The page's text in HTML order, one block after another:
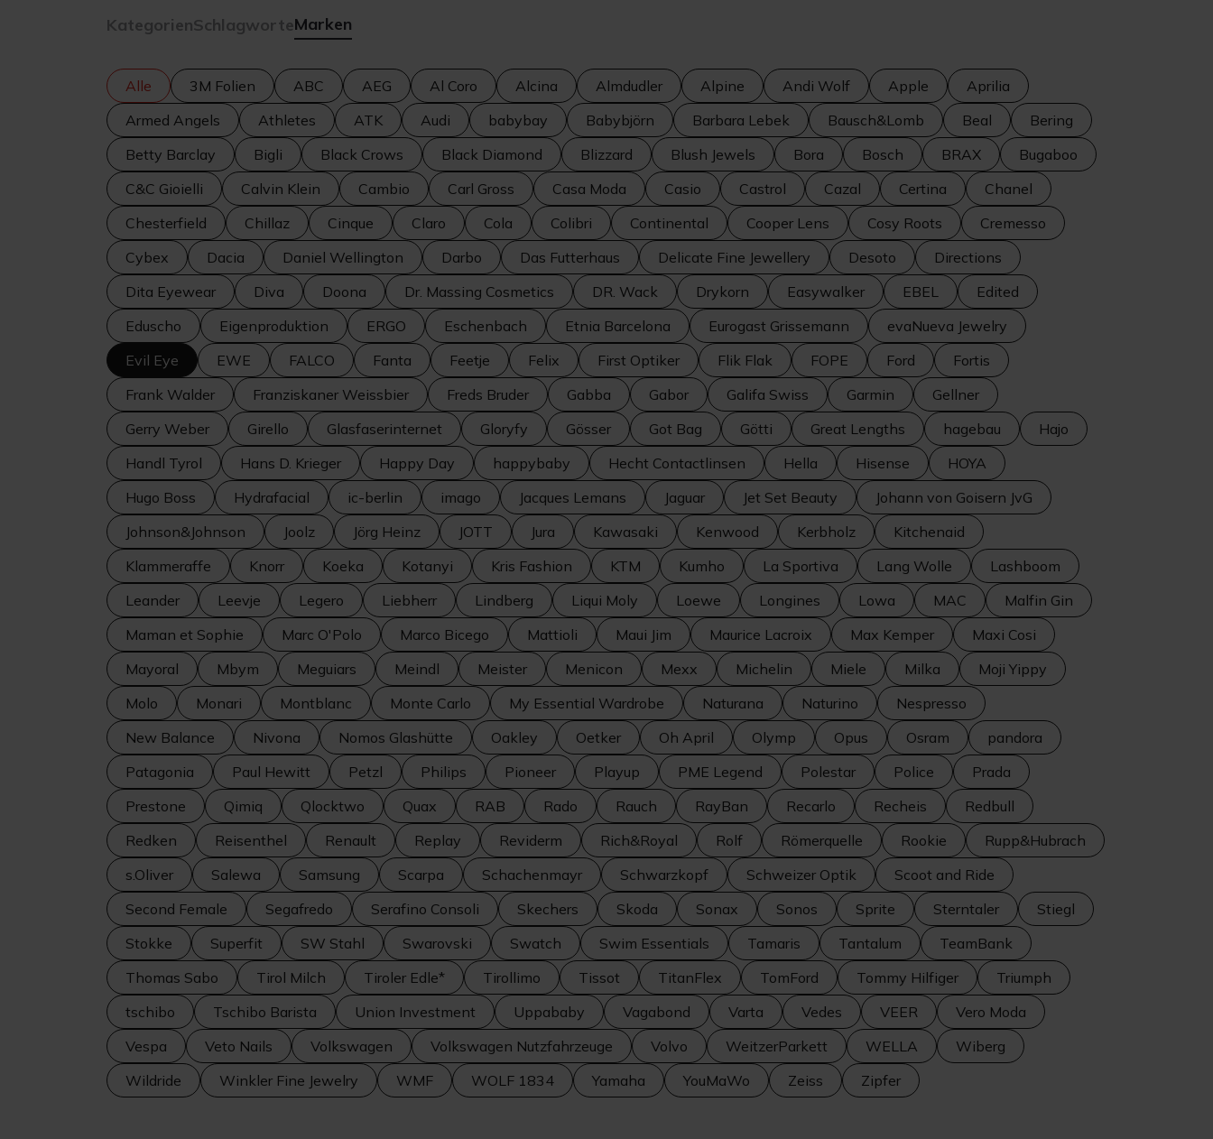
KategorienSchlagworteMarken
Alle 3M Folien ABC AEG Al Coro Alcina Almdudler Alpine Andi Wolf Apple
Aprilia
Armed Angels
Athletes ATK Audi babybay Babybjörn Barbara Lebek Bausch&Lomb Beal
Bering
Betty Barclay
Bigli Black Crows Black Diamond Blizzard Blush Jewels Bora Bosch BRAX
Bugaboo
C&C Gioielli
Calvin Klein Cambio Carl Gross Casa Moda Casio Castrol Cazal Certina
Chanel
Chesterfield
Chillaz Cinque Claro Cola Colibri Continental Cooper Lens Cosy Roots
Cremesso
Cybex
Dacia Daniel Wellington Darbo Das Futterhaus Delicate Fine Jewellery Desoto
Directions
Dita Eyewear
Diva Doona Dr. Massing Cosmetics DR. Wack Drykorn Easywalker EBEL
Edited
Eduscho
Eigenproduktion ERGO Eschenbach Etnia Barcelona Eurogast Grissemann
evaNueva Jewelry
Evil Eye
EWE FALCO Fanta Feetje Felix First Optiker Flik Flak FOPE Ford
Fortis
Frank Walder
Franziskaner Weissbier Freds Bruder Gabba Gabor Galifa Swiss Garmin
Gellner
Gerry Weber
Girello Glasfaserinternet Gloryfy Gösser Got Bag Götti Great Lengths hagebau
Hajo
Handl Tyrol
Hans D. Krieger Happy Day happybaby Hecht Contactlinsen Hella Hisense
HOYA
Hugo Boss
Hydrafacial ic-berlin imago Jacques Lemans Jaguar Jet Set Beauty
Johann von Goisern JvG
Johnson&Johnson
Joolz Jörg Heinz JOTT Jura Kawasaki Kenwood Kerbholz
Kitchenaid
Klammeraffe
Knorr Koeka Kotanyi Kris Fashion KTM Kumho La Sportiva Lang Wolle
Lashboom
Leander
Leevje Legero Liebherr Lindberg Liqui Moly Loewe Longines Lowa MAC
Malfin Gin
Maman et Sophie
Marc O'Polo Marco Bicego Mattioli Maui Jim Maurice Lacroix Max Kemper
Maxi Cosi
Mayoral
Mbym Meguiars Meindl Meister Menicon Mexx Michelin Miele Milka
Moji Yippy
Molo
Monari Montblanc Monte Carlo My Essential Wardrobe Naturana Naturino
Nespresso
New Balance
Nivona Nomos Glashütte Oakley Oetker Oh April Olymp Opus Osram
pandora
Patagonia
Paul Hewitt Petzl Philips Pioneer Playup PME Legend Polestar Police
Prada
Prestone
Qimiq Qlocktwo Quax RAB Rado Rauch RayBan Recarlo Recheis
Redbull
Redken
Reisenthel Renault Replay Reviderm Rich&Royal Rolf Römerquelle Rookie
Rupp&Hubrach
s.Oliver
Salewa Samsung Scarpa Schachenmayr Schwarzkopf Schweizer Optik
Scoot and Ride
Second Female
Segafredo Serafino Consoli Skechers Skoda Sonax Sonos Sprite Sterntaler
Stiegl
Stokke
Superfit SW Stahl Swarovski Swatch Swim Essentials Tamaris Tantalum
TeamBank
Thomas Sabo
Tirol Milch Tiroler Edle* Tirollimo Tissot TitanFlex TomFord Tommy Hilfiger
Triumph
tschibo
Tschibo Barista Union Investment Uppababy Vagabond Varta Vedes VEER
Vero Moda
Vespa
Veto Nails Volkswagen Volkswagen Nutzfahrzeuge Volvo WeitzerParkett WELLA
Wiberg
Wildride
Winkler Fine Jewelry WMF WOLF 1834 Yamaha YouMaWo Zeiss Zipfer